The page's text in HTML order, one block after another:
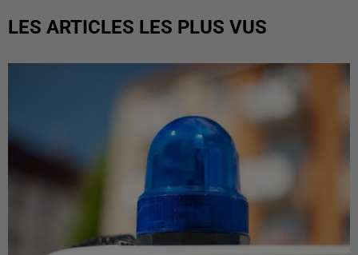
LES ARTICLES LES PLUS VUS